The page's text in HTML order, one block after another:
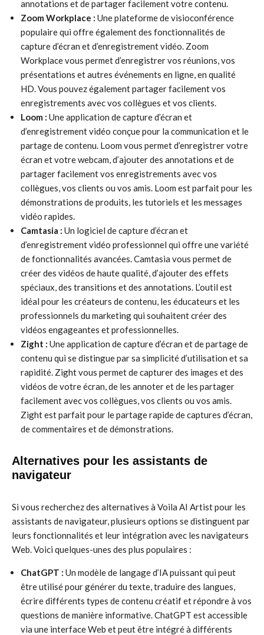
annotations et de partager facilement votre contenu.
Zoom Workplace : Une plateforme de visioconférence
populaire qui offre également des fonctionnalités de
capture d’écran et d’enregistrement vidéo. Zoom
Workplace vous permet d’enregistrer vos réunions, vos
présentations et autres événements en ligne, en qualité
HD. Vous pouvez également partager facilement vos
enregistrements avec vos collègues et vos clients.
Loom : Une application de capture d’écran et
d’enregistrement vidéo conçue pour la communication et le
partage de contenu. Loom vous permet d’enregistrer votre
écran et votre webcam, d’ajouter des annotations et de
partager facilement vos enregistrements avec vos
collègues, vos clients ou vos amis. Loom est parfait pour les
démonstrations de produits, les tutoriels et les messages
vidéo rapides.
Camtasia : Un logiciel de capture d’écran et
d’enregistrement vidéo professionnel qui offre une variété
de fonctionnalités avancées. Camtasia vous permet de
créer des vidéos de haute qualité, d’ajouter des effets
spéciaux, des transitions et des annotations. L’outil est
idéal pour les créateurs de contenu, les éducateurs et les
professionnels du marketing qui souhaitent créer des
vidéos engageantes et professionnelles.
Zight : Une application de capture d’écran et de partage de
contenu qui se distingue par sa simplicité d’utilisation et sa
rapidité. Zight vous permet de capturer des images et des
vidéos de votre écran, de les annoter et de les partager
facilement avec vos collègues, vos clients ou vos amis.
Zight est parfait pour le partage rapide de captures d’écran,
de commentaires et de démonstrations.
Alternatives pour les assistants de
navigateur
Si vous recherchez des alternatives à Voila AI Artist pour les
assistants de navigateur, plusieurs options se distinguent par
leurs fonctionnalités et leur intégration avec les navigateurs
Web. Voici quelques-unes des plus populaires :
ChatGPT : Un modèle de langage d’IA puissant qui peut
être utilisé pour générer du texte, traduire des langues,
écrire différents types de contenu créatif et répondre à vos
questions de manière informative. ChatGPT est accessible
via une interface Web et peut être intégré à différents